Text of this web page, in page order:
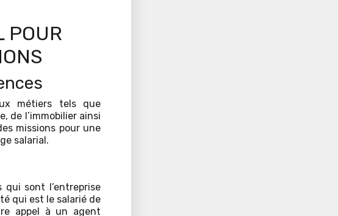
POUR
métiers tels que
de l’immobilier ainsi
missions pour une
salarial.
sont l’entreprise
qui est le salarié de
appel à un agent